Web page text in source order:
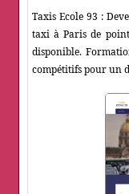
Taxis Ecole 93 :
taxi à Paris de
disponible.
compétitifs pour un